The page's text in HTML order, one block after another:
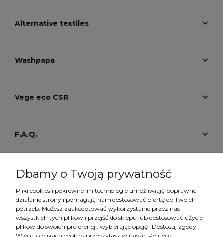
Alternative textiles
Washpapa
Vege eco CSR
F.A.Q.
Tutoriale
Konto
Dbamy o Twoją prywatność
Pliki cookies i pokrewne im technologie umożliwiają poprawne
działanie strony i pomagają nam dostosować ofertę do Twoich
potrzeb. Możesz zaakceptować wykorzystanie przez nas
wszystkich tych plików i przejść do sklepu lub dostosować użycie
plików do swoich preferencji, wybierając opcję "Dostosuj zgody".
Więcej o plikach cookies przeczytasz w naszej Polityce